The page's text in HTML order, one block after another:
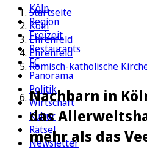
Köln
Region
Freizeit
Restaurants
FC
Panorama
Politik
Wirtschaft
Kultur
Rätsel
Newsletter
Startseite
Köln
Ehrenfeld
Ehrenfeld
Römisch-katholische
Nachbarn in
das
mehr als das